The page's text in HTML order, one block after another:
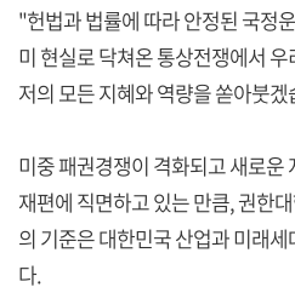
"헌법과 법률에 따라 안정된 국정
미 현실로 닥쳐온 통상전쟁에서
저의 모든 지혜와 역량을 쏟아붓
미중 패권경쟁이 격화되고 새로운
재편에 직면하고 있는 만큼, 권한
의 기준은 대한민국 산업과 미래
다.